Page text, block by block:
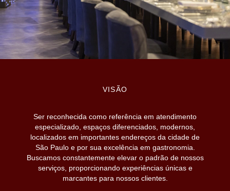
VISÃO
Ser reconhecida como referência em atendimento
especializado, espaços diferenciados, modernos,
localizados em importantes endereços da cidade de
São Paulo e por sua excelência em gastronomia.
Buscamos constantemente elevar o padrão de nossos
serviços, proporcionando experiências únicas e
marcantes para nossos clientes.